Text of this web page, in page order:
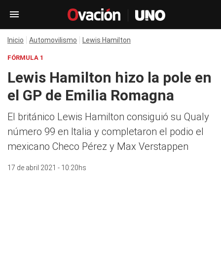
Inicio Automovilismo Lewis Hamilton
FÓRMULA 1
Lewis Hamilton hizo la pole en
el GP de Emilia Romagna
El británico Lewis Hamilton consiguió su Qualy
número 99 en Italia y completaron el podio el
mexicano Checo Pérez y Max Verstappen
17 de abril 2021 - 10:20hs